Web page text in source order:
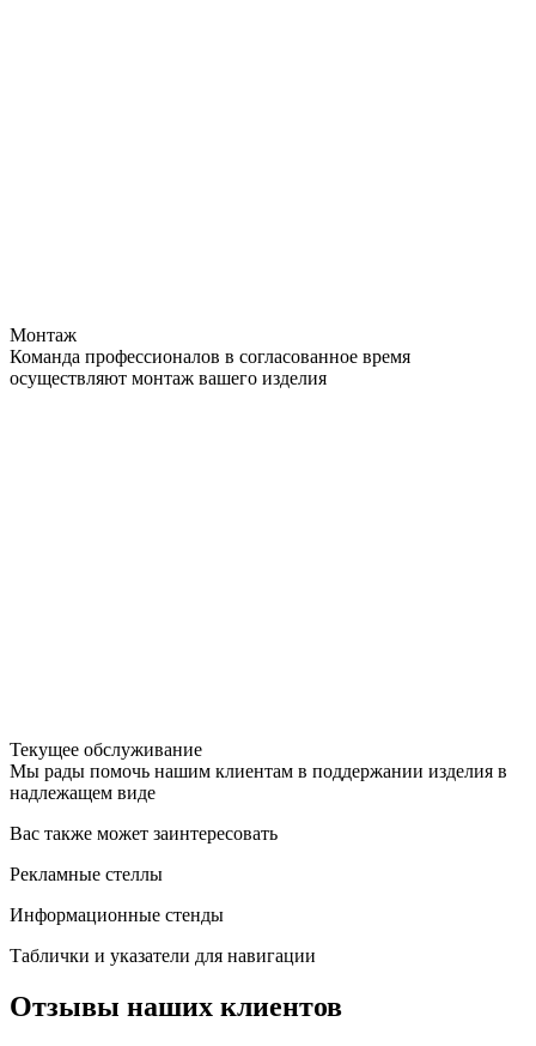
Монтаж
Команда профессионалов в согласованное время
осуществляют монтаж вашего изделия
Текущее обслуживание
Мы рады помочь нашим клиентам в поддержании изделия в
надлежащем виде
Вас также может заинтересовать
Рекламные стеллы
Информационные стенды
Таблички и указатели для навигации
Отзывы наших клиентов